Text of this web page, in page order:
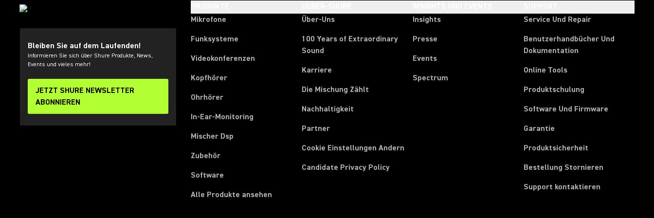
Bleiben Sie auf dem Laufenden!
Informieren Sie sich über Shure Produkte, News,
Events und vieles mehr!
JETZT SHURE NEWSLETTER
ABONNIEREN
Mikrofone
Funksysteme
Videokonferenzen
Kopfhörer
Ohrhörer
In-Ear-Monitoring
Mischer Dsp
Zubehör
Software
Alle Produkte ansehen
Über-Uns
100 Years of Extraordinary
Sound
Karriere
Die Mischung Zählt
Nachhaltigkeit
Partner
Cookie Einstellungen Andern
Candidate Privacy Policy
Insights
Presse
Events
Spectrum
Service Und Repair
Benutzerhandbücher Und
Dokumentation
Online Tools
Produktschulung
Software Und Firmware
Garantie
Produktsicherheit
Bestellung Stornieren
Support kontaktieren